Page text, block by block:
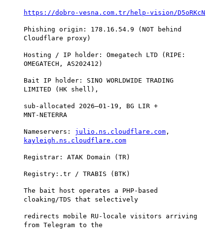
https://dobro‑vesna.com.tr/help‑vision/D5oRKcN
Phishing origin: 178.16.54.9 (NOT behind
Cloudflare proxy)
Hosting / IP holder: Omegatech LTD (RIPE:
OMEGATECH, AS202412)
Bait IP holder: SINO WORLDWIDE TRADING
LIMITED (HK shell),
sub‑allocated 2026–01-19, BG LIR +
MNT‑NETERRA
Nameservers: julio.ns.cloudflare.com ,
kayleigh.ns.cloudflare.com
Registrar: ATAK Domain (TR)
Registry:.tr / TRABIS (BTK)
The bait host operates a PHP‑based
cloaking/TDS that selectively
redirects mobile RU‑locale visitors arriving
from Telegram to the